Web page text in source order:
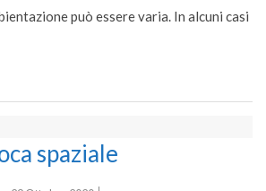
può essere varia. In alcuni casi
spaziale